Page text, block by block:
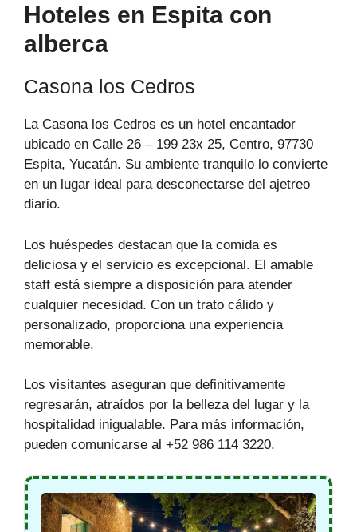
Hoteles en Espita con
alberca
Casona los Cedros
La Casona los Cedros es un hotel encantador
ubicado en Calle 26 – 199 23x 25, Centro, 97730
Espita, Yucatán. Su ambiente tranquilo lo convierte
en un lugar ideal para desconectarse del ajetreo
diario.
Los huéspedes destacan que la comida es
deliciosa y el servicio es excepcional. El amable
staff está siempre a disposición para atender
cualquier necesidad. Con un trato cálido y
personalizado, proporciona una experiencia
memorable.
Los visitantes aseguran que definitivamente
regresarán, atraídos por la belleza del lugar y la
hospitalidad inigualable. Para más información,
pueden comunicarse al +52 986 114 3220.